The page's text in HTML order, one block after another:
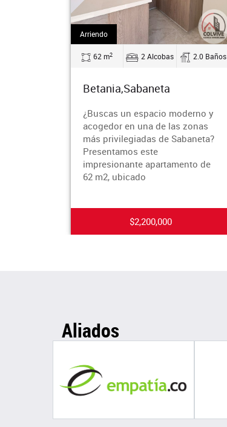
Arriendo
62 m2 2 Alcobas 2.0 Baños
Betania,Sabaneta
¿Buscas un espacio moderno y
acogedor en una de las zonas
más privilegiadas de Sabaneta?
Presentamos este
impresionante apartamento de
62 m2, ubicado
$2,200,000
Aliados